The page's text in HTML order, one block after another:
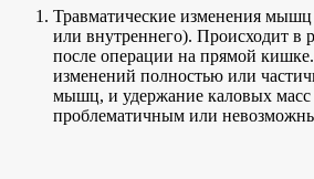
Травматические изменения
или внутреннего). Происходит в
после операции на прямой кишке.
изменений полностью или
мышц, и удержание каловых масс
проблематичным или